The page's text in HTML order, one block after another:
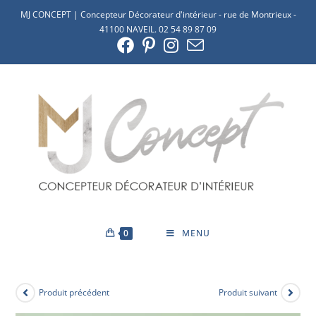
MJ CONCEPT | Concepteur Décorateur d'intérieur - rue de Montrieux -
41100 NAVEIL. 02 54 89 87 09
0 MENU
Produit précédent Produit suivant